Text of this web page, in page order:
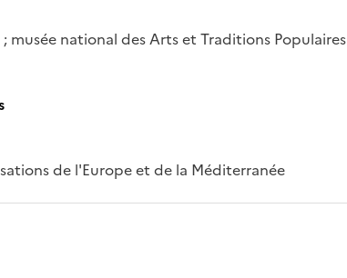
musée national des Arts et Traditions Populaires
de l'Europe et de la Méditerranée